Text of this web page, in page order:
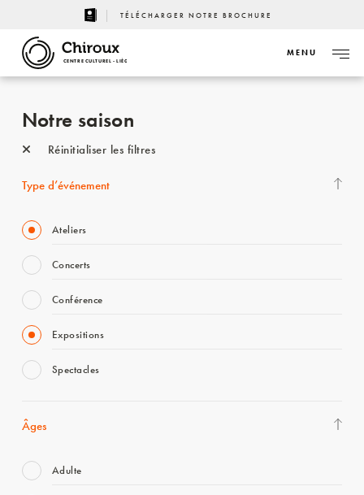
TÉLÉCHARGER NOTRE BROCHURE
CENTRE CULTUREL - LIÈGE
MENU
Notre saison
Réinitialiser les filtres
Type d’événement
Ateliers
Concerts
Conférence
Expositions
Spectacles
Âges
Adulte